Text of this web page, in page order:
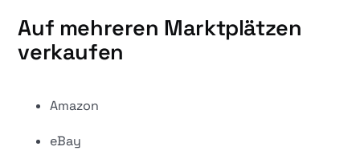
Auf mehreren Marktplätzen
verkaufen
Amazon
eBay